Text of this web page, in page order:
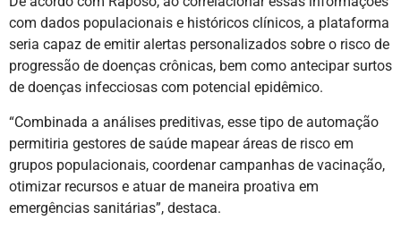
com dados populacionais e históricos clínicos, a plataforma
seria capaz de emitir alertas personalizados sobre o risco de
progressão de doenças crônicas, bem como antecipar surtos
de doenças infecciosas com potencial epidêmico.
“Combinada a análises preditivas, esse tipo de automação
permitiria gestores de saúde mapear áreas de risco em
grupos populacionais, coordenar campanhas de vacinação,
otimizar recursos e atuar de maneira proativa em
emergências sanitárias”, destaca.